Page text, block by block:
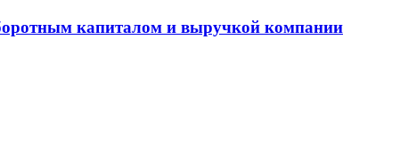
капиталом и выручкой компании